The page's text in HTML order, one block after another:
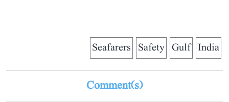
India
Gulf
Safety
Seafarers
Comment(s)